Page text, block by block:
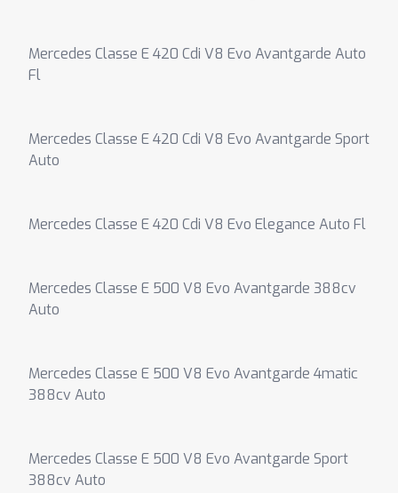
Mercedes Classe E 420 Cdi V8 Evo Avantgarde Auto
Fl
Mercedes Classe E 420 Cdi V8 Evo Avantgarde Sport
Auto
Mercedes Classe E 420 Cdi V8 Evo Elegance Auto Fl
Mercedes Classe E 500 V8 Evo Avantgarde 388cv
Auto
Mercedes Classe E 500 V8 Evo Avantgarde 4matic
388cv Auto
Mercedes Classe E 500 V8 Evo Avantgarde Sport
388cv Auto